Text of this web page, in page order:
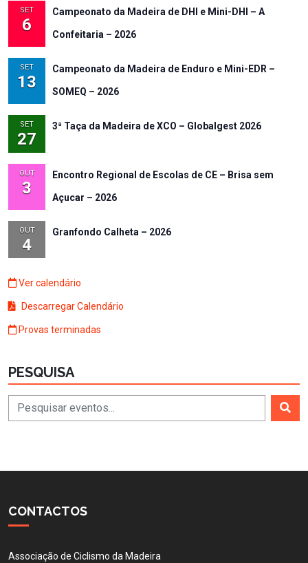
SET
6
Campeonato da Madeira de DHI e Mini-DHI – A
Confeitaria – 2026
SET
13
Campeonato da Madeira de Enduro e Mini-EDR –
SOMEQ – 2026
SET
27
3ª Taça da Madeira de XCO – Globalgest 2026
OUT
3
Encontro Regional de Escolas de CE – Brisa sem
Açucar – 2026
OUT
4
Granfondo Calheta – 2026
Ver calendário
Descarregar Calendário
Provas terminadas
PESQUISA
CONTACTOS
Associação de Ciclismo da Madeira